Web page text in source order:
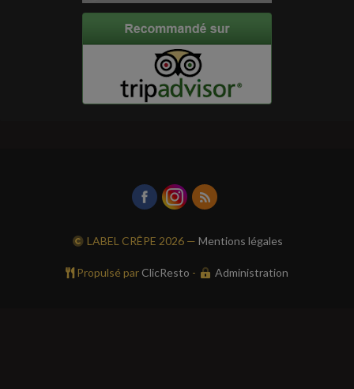
LABEL CRÊPE 2026 —Mentions légales
Propulsé par ClicResto - Administration